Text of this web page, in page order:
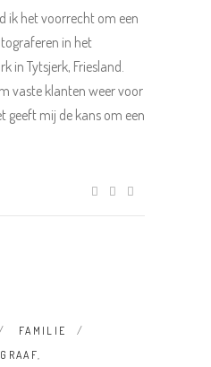
ik het voorrecht om een
in het
in Tytsjerk, Friesland.
vaste klanten weer voor
geeft mij de kans om een
FAMILIE